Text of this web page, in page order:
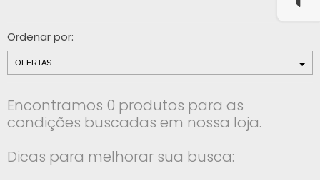
Ordenar por:
Encontramos 0 produtos para as
condições buscadas em nossa loja.
Dicas para melhorar sua busca: